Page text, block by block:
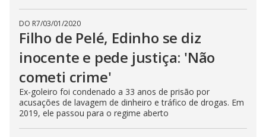
DO R7/03/01/2020
Filho de Pelé, Edinho se diz
inocente e pede justiça: 'Não
cometi crime'
Ex-goleiro foi condenado a 33 anos de prisão por
acusações de lavagem de dinheiro e tráfico de drogas. Em
2019, ele passou para o regime aberto